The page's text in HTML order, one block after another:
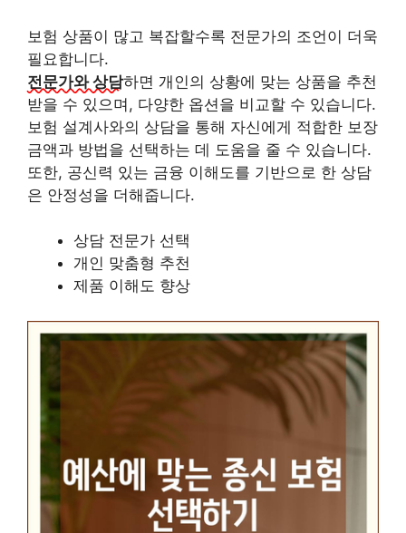
보험 상품이 많고 복잡할수록 전문가의 조언이 더욱
필요합니다.
전문가와 상담하면 개인의 상황에 맞는 상품을 추천
받을 수 있으며, 다양한 옵션을 비교할 수 있습니다.
보험 설계사와의 상담을 통해 자신에게 적합한 보장
금액과 방법을 선택하는 데 도움을 줄 수 있습니다.
또한, 공신력 있는 금융 이해도를 기반으로 한 상담
은 안정성을 더해줍니다.
상담 전문가 선택
개인 맞춤형 추천
제품 이해도 향상